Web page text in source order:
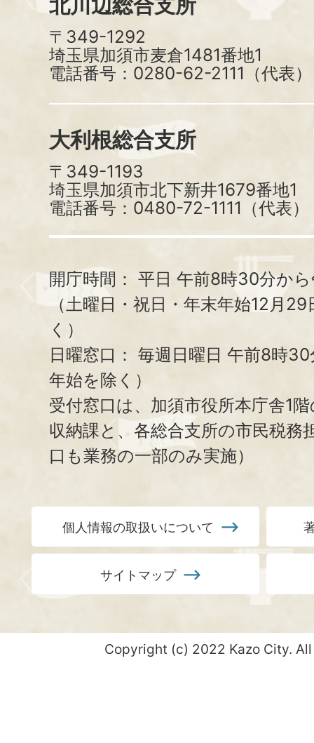
〒349-1292
埼玉県加須市麦倉1481番地1
電話番号：0280-62-2111（代表）
大利根総合支所
〒349-1193
埼玉県加須市北下新井1679番地1
電話番号：0480-72-1111（代表）
開庁時間： 平日 午前8時30分か
（土曜日・祝日・年末年始12月
く）
日曜窓口： 毎週日曜日 午前8時
年始を除く）
受付窓口は、加須市役所本庁舎1
収納課と、 各総合支所の市民税務
口も業務の一部のみ実施）
個人情報の取扱いについて
サイトマップ
Copyright (c) 2022 Kazo City.